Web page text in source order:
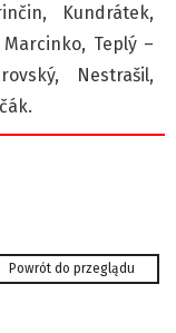
Kundrátek,
Teplý –
Nestrašil,
Powrót do przeglądu
wygrał
psa.